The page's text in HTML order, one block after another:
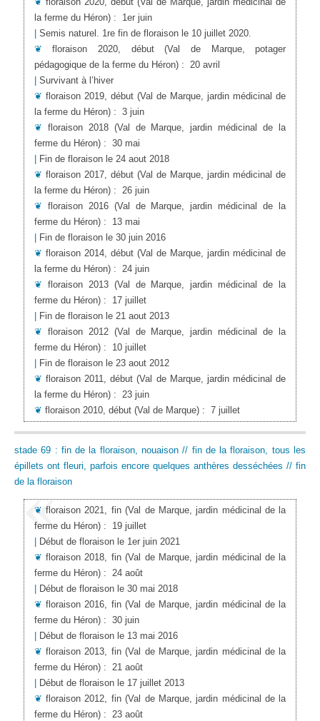
la ferme du Héron): 1er juin
| Semis naturel. 1re fin de floraison le 10 juillet 2020.
❦floraison 2020, début
(Val de Marque, potager
pédagogique de la ferme du Héron): 20 avril
| Survivant à l’hiver
❦ floraison 2019, début (Val de Marque, jardin médicinal de
la ferme du Héron): 3 juin
❦ floraison 2018 (Val de Marque, jardin médicinal de la
ferme du Héron): 30 mai
| Fin de floraison le 24 aout 2018
❦ floraison 2017, début (Val de Marque, jardin médicinal de
la ferme du Héron): 26 juin
❦ floraison 2016 (Val de Marque, jardin médicinal de la
ferme du Héron): 13 mai
| Fin de floraison le 30 juin 2016
❦ floraison 2014, début (Val de Marque, jardin médicinal de
la ferme du Héron): 24 juin
❦ floraison 2013 (Val de Marque, jardin médicinal de la
ferme du Héron): 17 juillet
| Fin de floraison le 21 aout 2013
❦ floraison 2012 (Val de Marque, jardin médicinal de la
ferme du Héron): 10 juillet
| Fin de floraison le 23 aout 2012
❦ floraison 2011, début (Val de Marque, jardin médicinal de
la ferme du Héron): 23 juin
❦ floraison 2010, début (Val de Marque): 7 juillet
stade 69 : fin de la floraison, nouaison // fin de la floraison, tous les
épillets ont fleuri, parfois encore quelques anthères desséchées // fin
de la floraison
❦floraison 2021, fin (Val de Marque, jardin médicinal de la
ferme du Héron): 19 juillet
Début de floraison le 1er juin 2021
❦floraison 2018, fin (Val de Marque, jardin médicinal de la
ferme du Héron): 24 août
Début de floraison le 30 mai 2018
❦floraison 2016, fin (Val de Marque, jardin médicinal de la
ferme du Héron): 30 juin
Début de floraison le 13 mai 2016
❦floraison 2013, fin (Val de Marque, jardin médicinal de la
ferme du Héron): 21 août
Début de floraison le 17 juillet 2013
❦floraison 2012, fin (Val de Marque, jardin médicinal de la
ferme du Héron): 23 août